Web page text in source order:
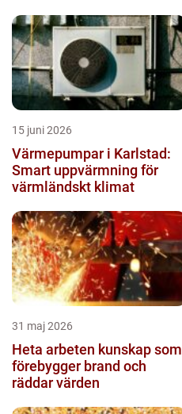
15 juni 2026
Värmepumpar i Karlstad:
Smart uppvärmning för
värmländskt klimat
31 maj 2026
Heta arbeten kunskap som
förebygger brand och
räddar värden